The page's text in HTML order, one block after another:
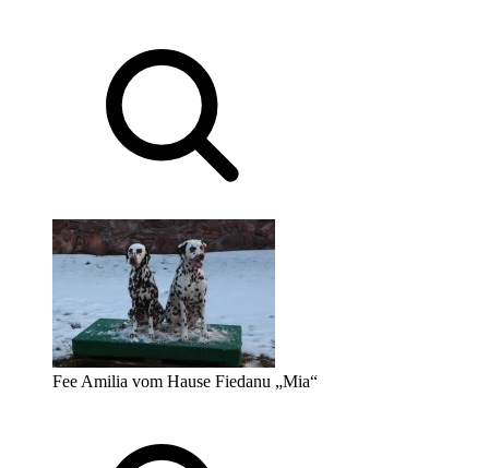
Fee Amilia vom Hause Fiedanu „Mia“